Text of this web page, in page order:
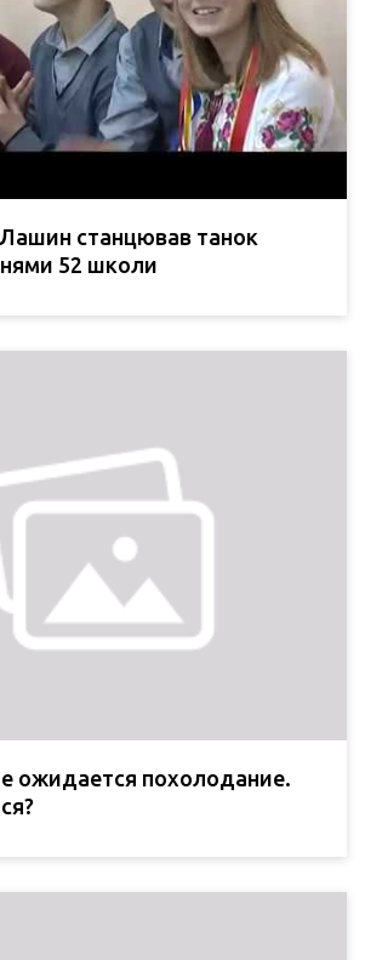
станцював танок
52 школи
ожидается похолодание.